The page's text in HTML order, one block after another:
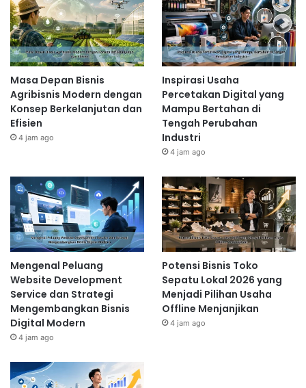
Masa Depan Bisnis
Agribisnis Modern dengan
Konsep Berkelanjutan dan
Efisien
4 jam ago
Inspirasi Usaha
Percetakan Digital yang
Mampu Bertahan di
Tengah Perubahan
Industri
4 jam ago
Mengenal Peluang
Website Development
Service dan Strategi
Mengembangkan Bisnis
Digital Modern
4 jam ago
Potensi Bisnis Toko
Sepatu Lokal 2026 yang
Menjadi Pilihan Usaha
Offline Menjanjikan
4 jam ago